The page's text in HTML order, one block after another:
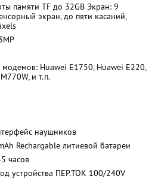
памяти TF до 32GB Экран: 9
экран, до пяти касаний,
Huawei E1750, Huawei E220,
и т.п.
наушников
Rechargable литиевой батареи
часов
устройства ПЕР.ТОК 100/240V